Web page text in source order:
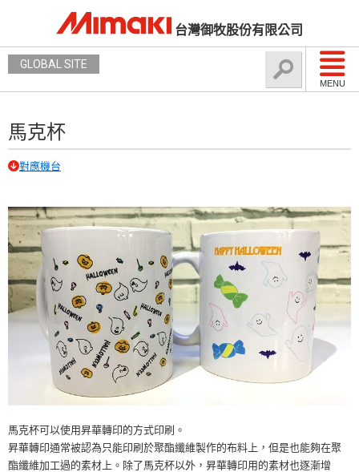
台灣御牧股份有限公司
MENU
GLOBAL SITE
馬克杯
對應機台
馬克杯可以使用昇華轉印的方式印刷。
昇華轉印通常被認為只能印刷於聚酯纖維製作的布料上，但是也能夠在聚
酯纖維加工過的素材上。除了馬克杯以外，昇華轉印用的素材也逐漸增